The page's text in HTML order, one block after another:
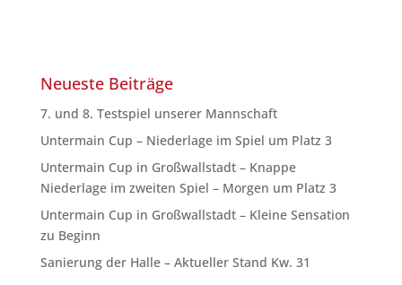
Neueste Beiträge
7. und 8. Testspiel unserer Mannschaft
Untermain Cup – Niederlage im Spiel um Platz 3
Untermain Cup in Großwallstadt – Knappe
Niederlage im zweiten Spiel – Morgen um Platz 3
Untermain Cup in Großwallstadt – Kleine Sensation
zu Beginn
Sanierung der Halle – Aktueller Stand Kw. 31